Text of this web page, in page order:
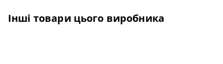
Інші товари цього виробника